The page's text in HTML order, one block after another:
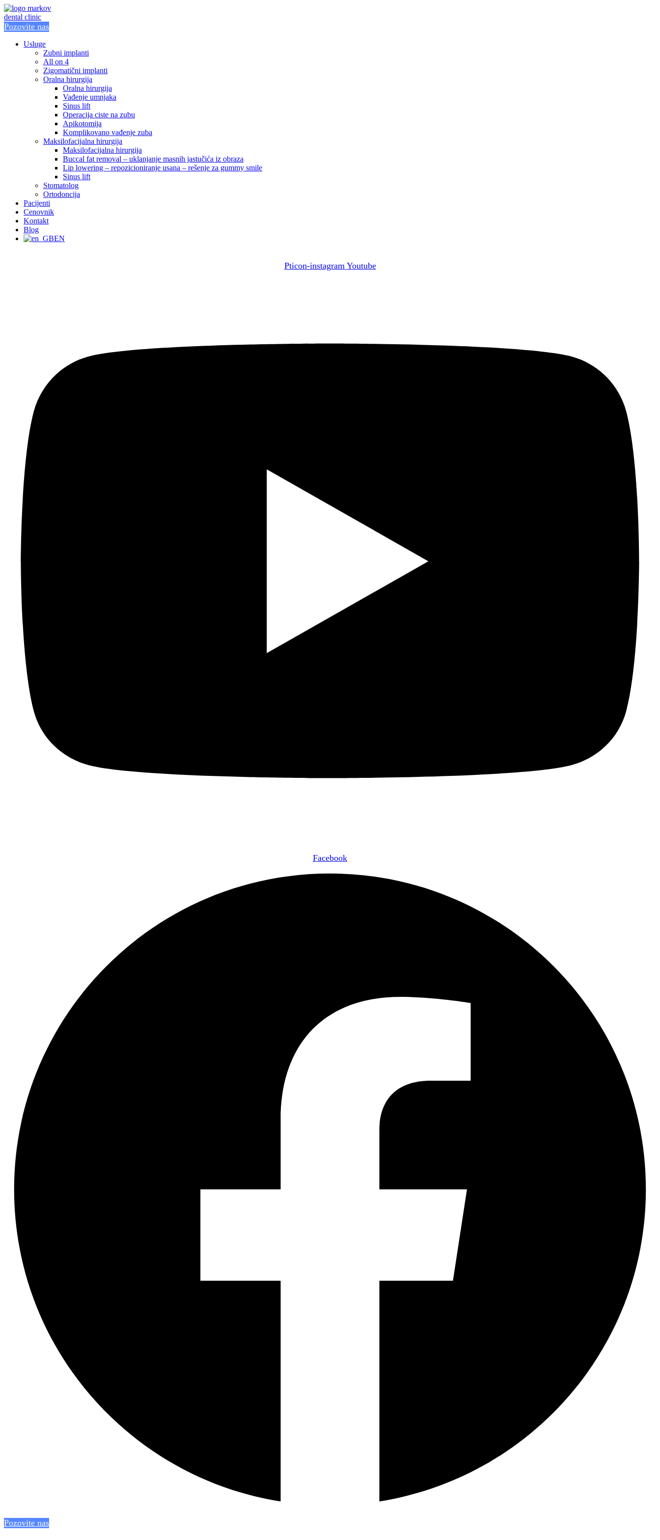
Pozovite nas
Usluge
Zubni implanti
All on 4
Zigomatični implanti
Oralna hirurgija
Oralna hirurgija
Vađenje umnjaka
Sinus lift
Operacija ciste na zubu
Apikotomija
Komplikovano vađenje zuba
Maksilofacijalna hirurgija
Maksilofacijalna hirurgija
Buccal fat removal – uklanjanje masnih jastučića iz obraza
Lip lowering – repozicioniranje usana – rešenje za gummy smile
Sinus lift
Stomatolog
Ortodoncija
Pacijenti
Cenovnik
Kontakt
Blog
EN
Pticon-instagram Youtube
Facebook
Pozovite nas